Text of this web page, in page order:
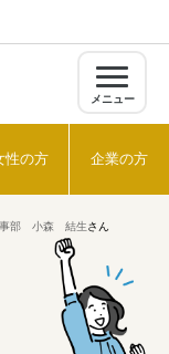
メニュー
性の方 企業の方
事部 小森 結生さん